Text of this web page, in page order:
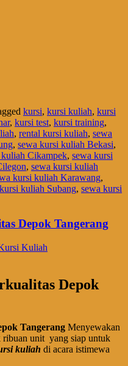
kursi, kursi kuliah, kursi
, kursi test, kursi training,
, rental kursi kuliah, sewa
, sewa kursi kuliah Bekasi,
Cikampek, sewa kursi
, sewa kursi kuliah
kursi kuliah Karawang,
kuliah Subang, sewa kursi
Depok Tangerang
Kuliah
Depok
Tangerang Menyewakan
ribuan unit yang siap untuk
kuliah di acara istimewa